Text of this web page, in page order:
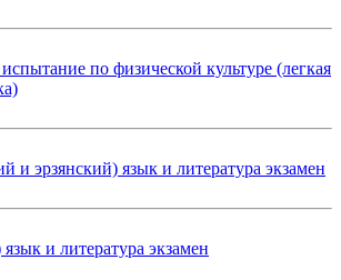
по физической культуре (легкая
и эрзянский) язык и литература экзамен
и литература экзамен